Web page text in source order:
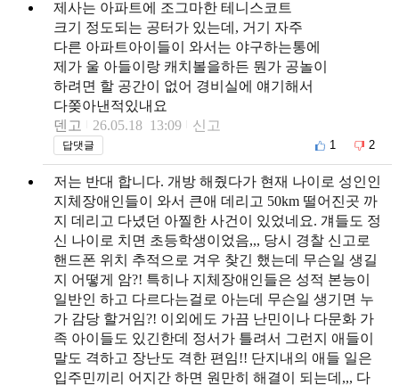
제사는 아파트에 조그마한 테니스코트
크기 정도되는 공터가 있는데, 거기 자주
다른 아파트아이들이 와서는 야구하는통에
제가 울 아들이랑 캐치볼을하든 뭔가 공놀이
하려면 할 공간이 없어 경비실에 얘기해서
다쫒아낸적있내요
덴고
26.05.18 13:09 신고
답댓글 1 2
저는 반대 합니다. 개방 해줬다가 현재 나이로 성인인
지체장애인들이 와서 큰애 데리고 50km 떨어진곳 까
지 데리고 다녔던 아찔한 사건이 있었네요. 걔들도 정
신 나이로 치면 초등학생이었음,,, 당시 경찰 신고로
핸드폰 위치 추적으로 겨우 찾긴 했는데 무슨일 생길
지 어떻게 암?! 특히나 지체장애인들은 성적 본능이
일반인 하고 다르다는걸로 아는데 무슨일 생기면 누
가 감당 할거임?! 이외에도 가끔 난민이나 다문화 가
족 아이들도 있긴한데 정서가 틀려서 그런지 애들이
말도 격하고 장난도 격한 편임!! 단지내의 애들 일은
입주민끼리 어지간 하면 원만히 해결이 되는데,,, 다